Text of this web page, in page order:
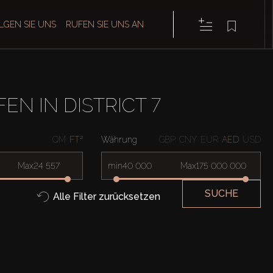
SIE UNS RUFEN SIE UNS AN
IN DISTRICT 7
QM FT²
Max
Währung GBP CNY EUR AED USD
min Max
Alle Filter zurücksetzen SUCHE